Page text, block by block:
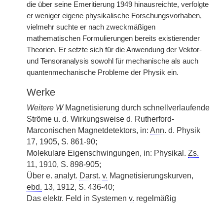
die über seine Emeritierung 1949 hinausreichte, verfolgte
er weniger eigene physikalische Forschungsvorhaben,
vielmehr suchte er nach zweckmäßigen
mathematischen Formulierungen bereits existierender
Theorien. Er setzte sich für die Anwendung der Vektor-
und Tensoranalysis sowohl für mechanische als auch
quantenmechanische Probleme der Physik ein.
Werke
Weitere WMagnetisierung durch schnellverlaufende
Ströme u. d. Wirkungsweise d. Rutherford-
Marconischen Magnetdetektors, in: Ann. d. Physik
17, 1905, S. 861-90;
Molekulare Eigenschwingungen, in: Physikal. Zs.
11, 1910, S. 898-905;
Über e. analyt. Darst. v. Magnetisierungskurven,
ebd. 13, 1912, S. 436-40;
Das elektr. Feld in Systemen v. regelmäßig